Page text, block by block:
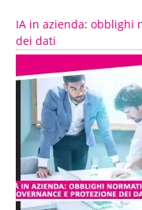
IA in azienda: obblighi
dei dati